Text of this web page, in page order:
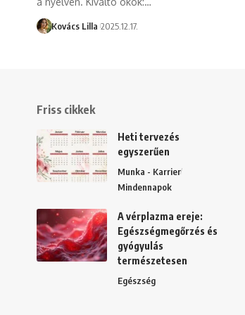
Kovács Lilla 2025.12.17.
Friss cikkek
Heti tervezés
egyszerűen
Munka - Karrier
Mindennapok
A vérplazma ereje:
Egészségmegőrzés és
gyógyulás
természetesen
Egészség